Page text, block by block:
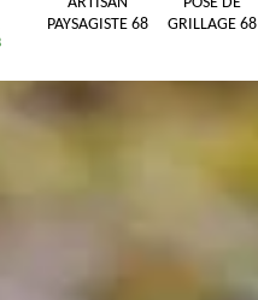
PAYSAGISTE 68
GRILLAGE 68